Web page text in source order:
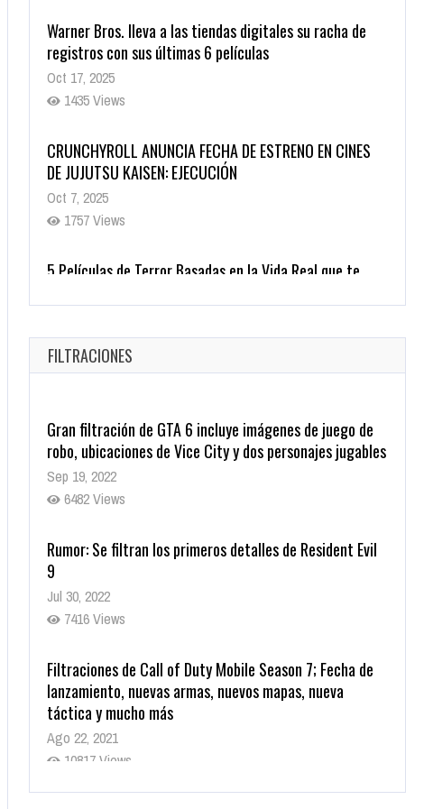
CRUNCHYROLL ANUNCIA FECHA DE ESTRENO EN CINES
DE JUJUTSU KAISEN: EJECUCIÓN
Oct 7, 2025
5 Películas de Terror Basadas en la Vida Real que te
Helarán la Sangre
Oct 22, 2025
Revive el terror: El conjuro 4: Últimos ritos ya está
Oct 20, 2025
1379 Views
FILTRACIONES
Gran filtración de GTA 6 incluye imágenes de juego de
robo, ubicaciones de Vice City y dos personajes jugables
Sep 19, 2022
6482 Views
Rumor: Se filtran los primeros detalles de Resident Evil
9
Jul 30, 2022
7416 Views
Filtraciones de Call of Duty Mobile Season 7; Fecha de
lanzamiento, nuevas armas, nuevos mapas, nueva
táctica y mucho más
Ago 22, 2021
10817 Views
La configuración de Call of Duty 2021 aparentemente